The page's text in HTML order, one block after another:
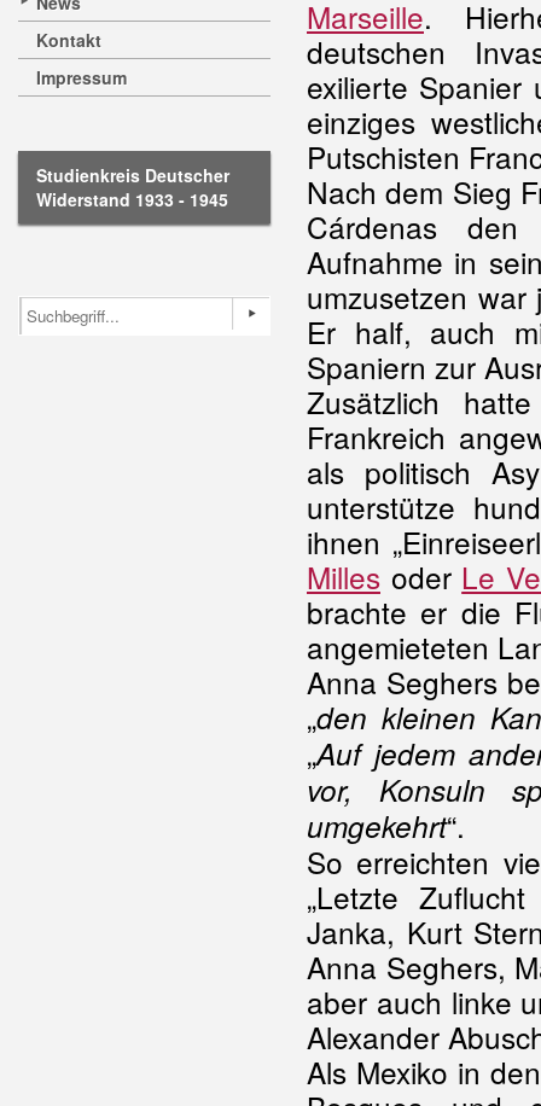
Kontakt
Impressum
Studienkreis Deutscher
Widerstand 1933 - 1945
Marseille.
deutschen
exilierte Spanier
einziges
Putschisten
Nach dem Sieg
Cárdenas den
Aufnahme in
umzusetzen
Er half, auch
Spaniern zur
Zusätzlich
Frankreich
als politisch
unterstütze
ihnen
Milles oder Le
brachte er die
angemieteten
Anna Seghers
„den kleinen
„Auf jedem
vor, Konsuln
umgekehrt“.
So erreichten
„Letzte
Janka, Kurt
Anna Seghers,
aber auch linke
Alexander
Als Mexiko in